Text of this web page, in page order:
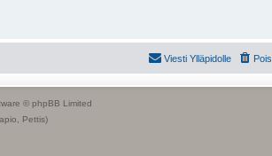
Viesti Ylläpidolle
© phpBB Limited
Pettis)